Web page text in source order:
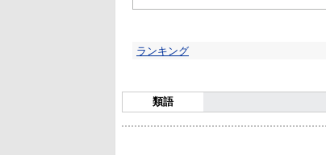
ランキング
類語